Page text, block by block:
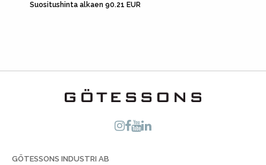
Suositushinta alkaen 90.21 EUR
GÖTESSONS INDUSTRI AB